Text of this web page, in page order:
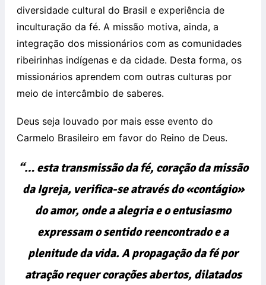
diversidade cultural do Brasil e experiência de
inculturação da fé. A missão motiva, ainda, a
integração dos missionários com as comunidades
ribeirinhas indígenas e da cidade. Desta forma, os
missionários aprendem com outras culturas por
meio de intercâmbio de saberes.
Deus seja louvado por mais esse evento do
Carmelo Brasileiro em favor do Reino de Deus.
“… esta transmissão da fé, coração da missão
da Igreja, verifica-se através do «contágio»
do amor, onde a alegria e o entusiasmo
expressam o sentido reencontrado e a
plenitude da vida. A propagação da fé por
atração requer corações abertos, dilatados